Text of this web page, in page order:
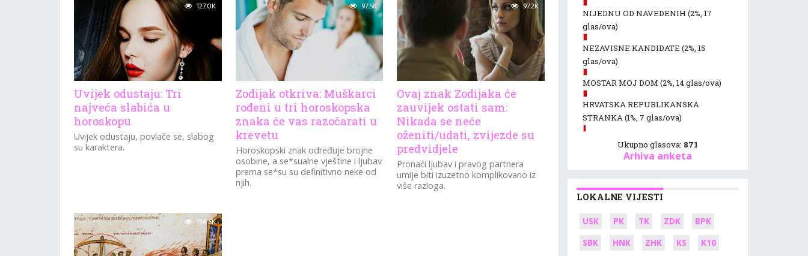
127.0K
Uvijek odustaju: Tri
najveća slabića u
horoskopu
Uvijek odustaju, povlače se, slabog
su karaktera.
97.5K
Zodijak otkriva: Muškarci
rođeni u tri horoskopska
znaka će vas razočarati u
krevetu
Horoskopski znak određuje brojne
osobine, a se*sualne vještine i ljubav
prema se*su su definitivno neke od
njih.
97.2K
Ovaj znak Zodijaka će
zauvijek ostati sam:
Nikada se neće
oženiti/udati, zvijezde su
predvidjele
Pronaći ljubav i pravog partnera
umije biti izuzetno komplikovano iz
više razloga.
134.6K
NIJEDNU OD NAVEDENIH (2%, 17
glas/ova)
NEZAVISNE KANDIDATE (2%, 15
glas/ova)
MOSTAR MOJ DOM (2%, 14 glas/ova)
HRVATSKA REPUBLIKANSKA
STRANKA(1%, 7 glas/ova)
Ukupno glasova: 871
Arhiva anketa
LOKALNE VIJESTI
USK PK TK ZDK
BPK
SBK
HNK ZHK KS
K10